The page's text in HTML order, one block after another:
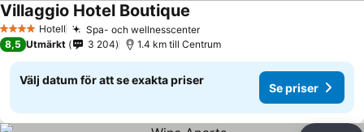
4 StjärnorHotell Spa- och wellnesscenterSe priser
Villaggio Hotel Boutique
8,5 Utmärkt 3 204 1.4 km till Centrum
Välj datum för att se exakta priser
Se priser